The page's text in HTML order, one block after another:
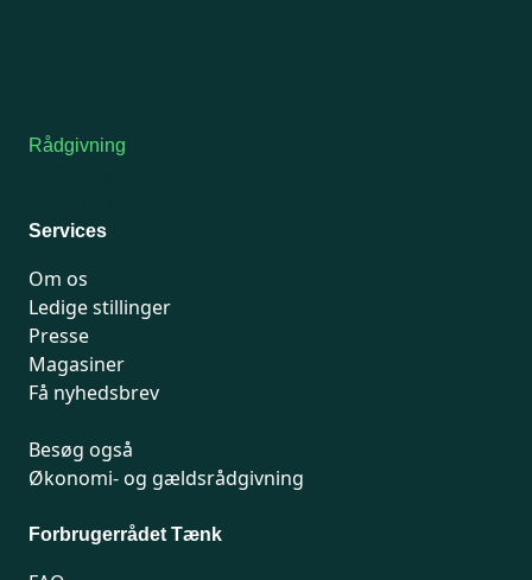
Rådgivning
Services
Om os
Ledige stillinger
Presse
Magasiner
Få nyhedsbrev
Besøg også
Økonomi- og gældsrådgivning
Forbrugerrådet Tænk